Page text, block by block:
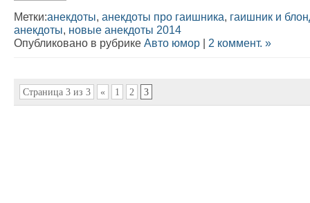
Метки:анекдоты, анекдоты про гаишника, гаишник и
анекдоты, новые анекдоты 2014
Опубликовано в рубрике Авто юмор | 2 коммент. »
Страница 3 из 3 « 1 2 3